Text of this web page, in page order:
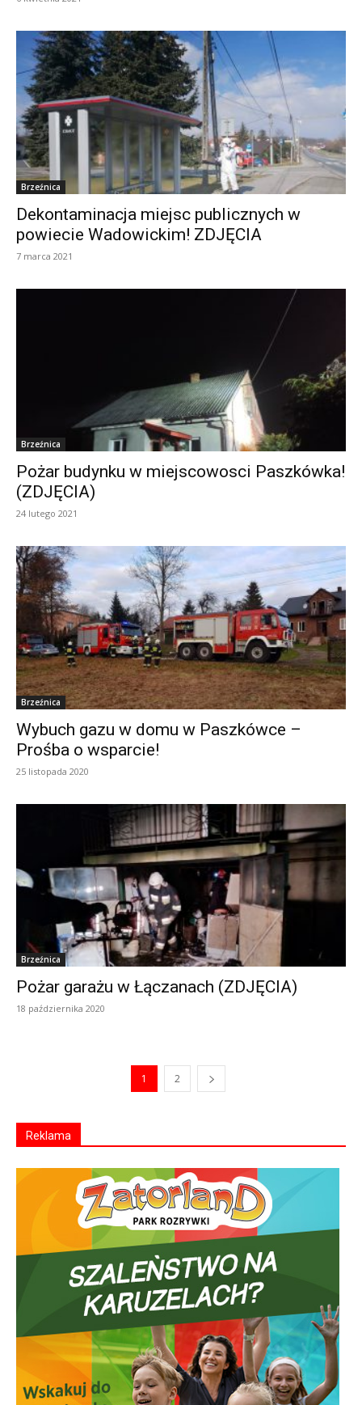
Brzeźnica
Dekontaminacja miejsc publicznych w
powiecie Wadowickim! ZDJĘCIA
7 marca 2021
Brzeźnica
Pożar budynku w miejscowosci Paszkówka!
(ZDJĘCIA)
24 lutego 2021
Brzeźnica
Wybuch gazu w domu w Paszkówce –
Prośba o wsparcie!
25 listopada 2020
Brzeźnica
Pożar garażu w Łączanach (ZDJĘCIA)
18 października 2020
1 2
Reklama